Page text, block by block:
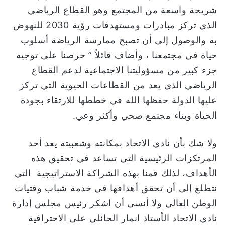
و
ن
شريحة واسعة من المجتمع وهو القطاع الرياضي
الذي تركز مبادرات ومستهدفات رؤية 2030 للنهوض
به والوصول إلى أن تصبح ممارسة الرياضة أسلوب
حياة في مجتمعنا ، وأضاف قائلاً ” حرصنا على توجيه
جزء كبير من مسؤوليتنا الاجتماعية لدعم القطاع
الرياضي الذي يعد من القطاعات الحيوية التي تركز
عليها الدولة حفظها الله في خططها للارتقاء بجودة
الحياة وبناء مجتمع صحي وأكثر وعي.
ولا شك بأن نادي الاتحاد بمكانته وشعبيته يعد أحد
المرتكزات الرئيسية التي تساعد في تحقيق هذه
الأهداف، لذلك قمنا بهذه الشراكة الاستراتيجية التي
نتطلع إلى أن تحقق أهدافها في خدمة شباب وفتيات
الوطن الغالي ولا أنسى أن اشكر رئيس مجلس إدارة
نادي الاتحاد الأستاذ انمار الحائلي على الاحترافية